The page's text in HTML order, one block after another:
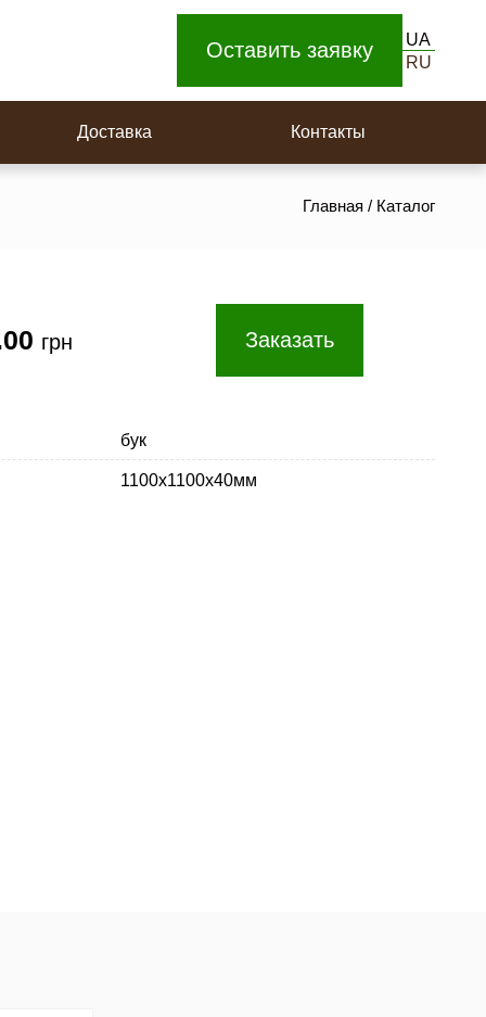
Оставить заявку
UA
RU
Доставка Контакты
Площадки на поворотную лестницу
Главная / Каталог
грн Заказать
бук
1100х1100х40мм